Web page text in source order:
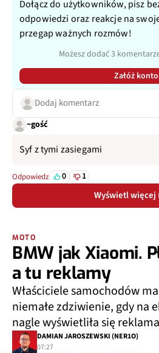
dolnośląskie
Leśna
łódzkie
Żarnów
mazowieckie
Łyse
wielkopolskie
małopolskie
podkarpackie
lubuskie
zachodniopomorskie
Manowo
Dołącz do użytkowników, pisz
odpowiedzi oraz reakcje na
przegap ważnych rozmów!
Możesz dodać 3
Załóż konto
Dodaj komentarz
~gość
Syf z tymi zasiegami
Odpowiedz 0 1
Wyświetl więcej
MOTO
BMW jak Xiaomi.
a tu reklamy
Właściciele samochodów
niemałe zdziwienie, gdy na
nagle wyświetliła się
DAMIAN JAROSZEWSKI (NER1O)
07:27